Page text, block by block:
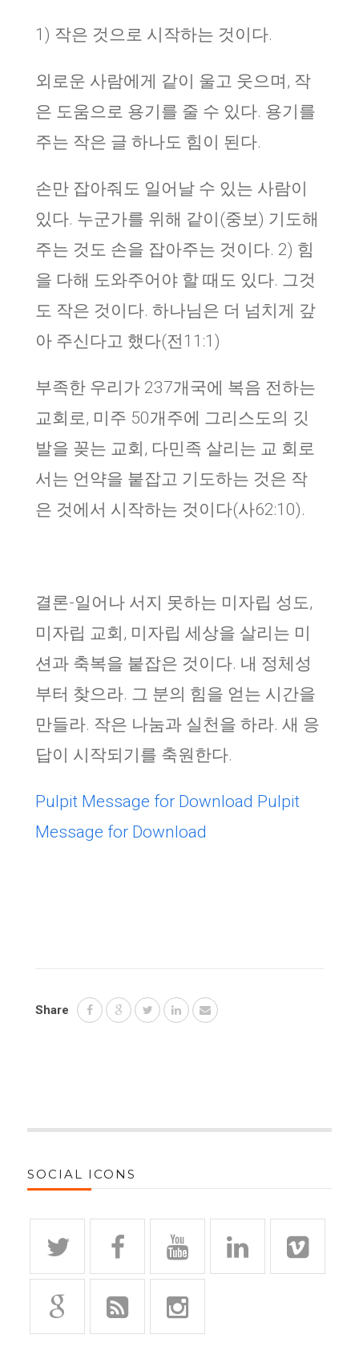
1) 작은 것으로 시작하는 것이다.
외로운 사람에게 같이 울고 웃으며, 작
은 도움으로 용기를 줄 수 있다. 용기를
주는 작은 글 하나도 힘이 된다.
손만 잡아줘도 일어날 수 있는 사람이
있다. 누군가를 위해 같이(중보) 기도해
주는 것도 손을 잡아주는 것이다. 2) 힘
을 다해 도와주어야 할 때도 있다. 그것
도 작은 것이다. 하나님은 더 넘치게 갚
아 주신다고 했다(전11:1)
부족한 우리가 237개국에 복음 전하는
교회로, 미주 50개주에 그리스도의 깃
발을 꽂는 교회, 다민족 살리는 교 회로
서는 언약을 붙잡고 기도하는 것은 작
은 것에서 시작하는 것이다(사62:10).
결론-일어나 서지 못하는 미자립 성도,
미자립 교회, 미자립 세상을 살리는 미
션과 축복을 붙잡은 것이다. 내 정체성
부터 찾으라. 그 분의 힘을 얻는 시간을
만들라. 작은 나눔과 실천을 하라. 새 응
답이 시작되기를 축원한다.
Pulpit Message for Download Pulpit
Message for Download
Share
SOCIAL ICONS